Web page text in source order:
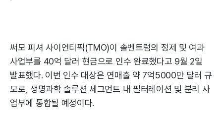
써모 피셔 사이언티픽(TMO)이 솔벤트럼의 정제 및 여과
사업부를 40억 달러 현금으로 인수 완료했다고 9월 2일
발표했다. 이번 인수 대상은 연매출 약 7억5000만 달러 규
모로, 생명과학 솔루션 세그먼트 내 필터레이션 및 분리 사
업부에 통합될 예정이다.